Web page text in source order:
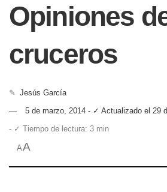
Opiniones
cruceros
✎ Jesús García
5 de marzo, 2014 - ✓ Actualizado el 29
- ✓ Tiempo de lectura: 3 min
AA